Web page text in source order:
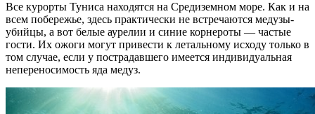
Все курорты Туниса находятся на Средиземном море. Как и на
всем побережье, здесь практически не встречаются медузы-
убийцы, а вот белые аурелии и синие корнероты — частые
гости. Их ожоги могут привести к летальному исходу только в
том случае, если у пострадавшего имеется индивидуальная
непереносимость яда медуз.